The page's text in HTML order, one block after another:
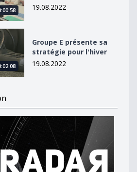
19.08.2022
sa stratégie pour l&#039;hiver
Groupe E présente sa
stratégie pour l'hiver
19.08.2022